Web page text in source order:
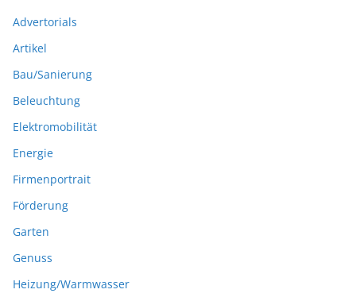
Advertorials
Artikel
Bau/Sanierung
Beleuchtung
Elektromobilität
Energie
Firmenportrait
Förderung
Garten
Genuss
Heizung/Warmwasser